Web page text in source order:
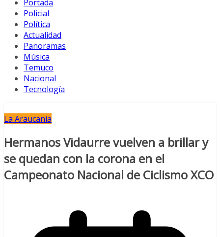
Portada
Policial
Política
Actualidad
Panoramas
Música
Temuco
Nacional
Tecnología
La Araucania
Hermanos Vidaurre vuelven a brillar y
se quedan con la corona en el
Campeonato Nacional de Ciclismo XCO